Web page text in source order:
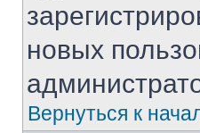
новых
Вернуться к